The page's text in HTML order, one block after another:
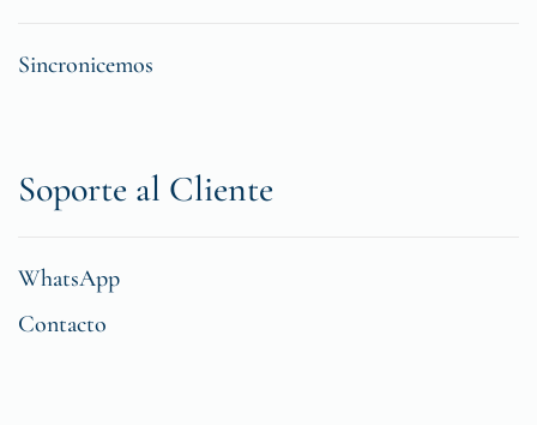
Sincronicemos
Soporte al Cliente
WhatsApp
Contacto